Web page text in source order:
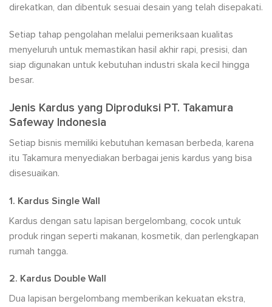
direkatkan, dan dibentuk sesuai desain yang telah disepakati.
Setiap tahap pengolahan melalui pemeriksaan kualitas
menyeluruh untuk memastikan hasil akhir rapi, presisi, dan
siap digunakan untuk kebutuhan industri skala kecil hingga
besar.
Jenis Kardus yang Diproduksi PT. Takamura
Safeway Indonesia
Setiap bisnis memiliki kebutuhan kemasan berbeda, karena
itu Takamura menyediakan berbagai jenis kardus yang bisa
disesuaikan.
1. Kardus Single Wall
Kardus dengan satu lapisan bergelombang, cocok untuk
produk ringan seperti makanan, kosmetik, dan perlengkapan
rumah tangga.
2. Kardus Double Wall
Dua lapisan bergelombang memberikan kekuatan ekstra,